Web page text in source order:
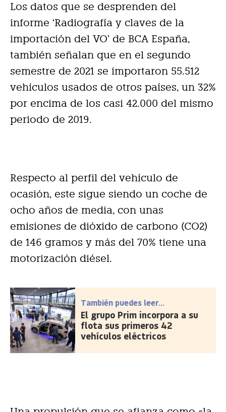
Los datos que se desprenden del
informe ‘Radiografía y claves de la
importación del VO’ de BCA España,
también señalan que en el segundo
semestre de 2021 se importaron 55.512
vehículos usados de otros países, un 32%
por encima de los casi 42.000 del mismo
periodo de 2019.
Respecto al perfil del vehículo de
ocasión, este sigue siendo un coche de
ocho años de media, con unas
emisiones de dióxido de carbono (CO2)
de 146 gramos y más del 70% tiene una
motorización diésel.
También puedes leer...
El grupo Prim incorpora a su
flota sus primeros 42
vehículos eléctricos